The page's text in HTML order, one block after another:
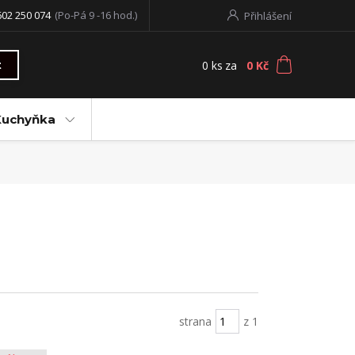
Přihlášení
250 074 (Po-Pá 9 -16 hod.)
0 ks za 0 Kč
strana z 1